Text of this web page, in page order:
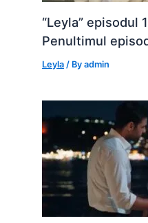
“Leyla” episodul
Penultimul
Leyla / Byadmin